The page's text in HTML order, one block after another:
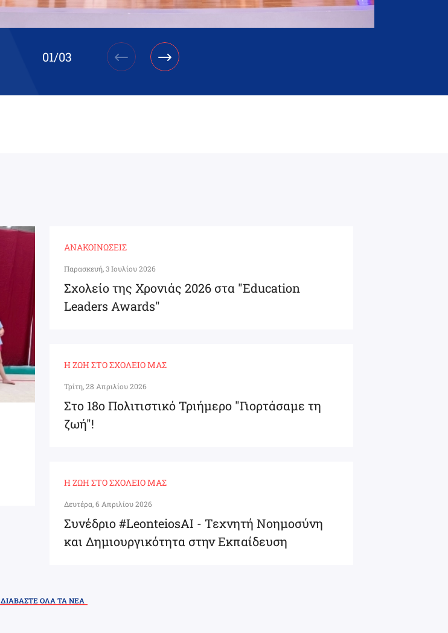
01/03
ΑΝΑΚΟΙΝΏΣΕΙΣ
Παρασκευή, 3 Ιουλίου 2026
Σχολείο της Χρονιάς 2026 στα "Education
Leaders Awards"
Η ΖΩΉ ΣΤΟ ΣΧΟΛΕΊΟ ΜΑΣ
Τρίτη, 28 Απριλίου 2026
Στο 18ο Πολιτιστικό Τριήμερο "Γιορτάσαμε τη
ζωή"!
Η ΖΩΉ ΣΤΟ ΣΧΟΛΕΊΟ ΜΑΣ
Δευτέρα, 6 Απριλίου 2026
Συνέδριο #LeonteiosAI - Τεχνητή Νοημοσύνη
και Δημιουργικότητα στην Εκπαίδευση
ΔΙΑΒΑΣΤΕ ΟΛΑ ΤΑ ΝΕΑ